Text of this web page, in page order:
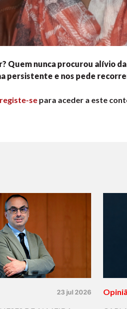
Quem nunca procurou alívio
persistente e nos pede
registe-se para aceder a este
23 jul 2026